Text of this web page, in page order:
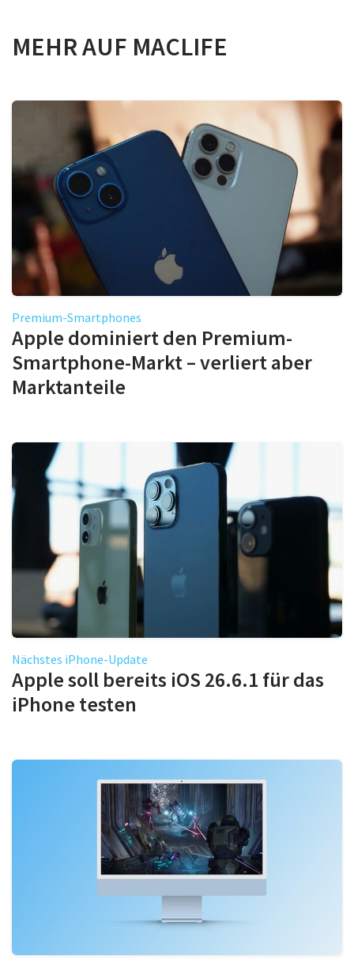
MEHR AUF MACLIFE
Premium-Smartphones
Apple dominiert den Premium-
Smartphone-Markt – verliert aber
Marktanteile
Nächstes iPhone-Update
Apple soll bereits iOS 26.6.1 für das
iPhone testen